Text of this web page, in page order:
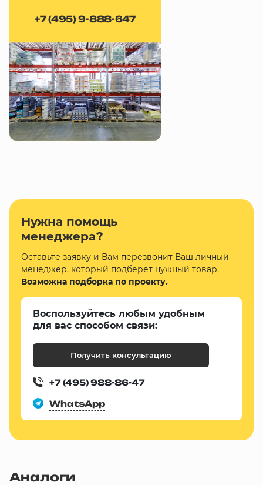
+7 (495) 9-888-647
Нужна помощь
менеджера?
Оставьте заявку и Вам перезвонит Ваш личный
менеджер, который подберет нужный товар.
Возможна подборка по проекту.
Воспользуйтесь любым удобным
для вас способом связи:
Получить консультацию
+7 (495) 988-86-47
WhatsApp
Аналоги